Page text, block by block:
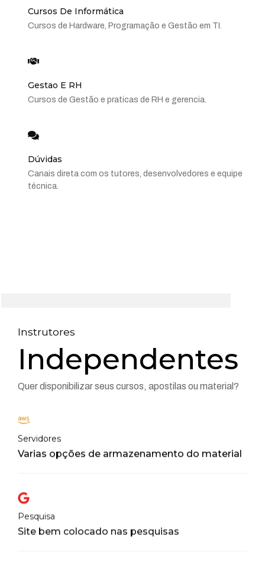
Cursos De Informática
Cursos de Hardware, Programação e Gestão em TI.
Gestao E RH
Cursos de Gestão e praticas de RH e gerencia.
Dúvidas
Canais direta com os tutores, desenvolvedores e equipe
técnica.
Instrutores
Independentes
Quer disponibilizar seus cursos, apostilas ou material?
Servidores
Varias opções de armazenamento do material
Pesquisa
Site bem colocado nas pesquisas